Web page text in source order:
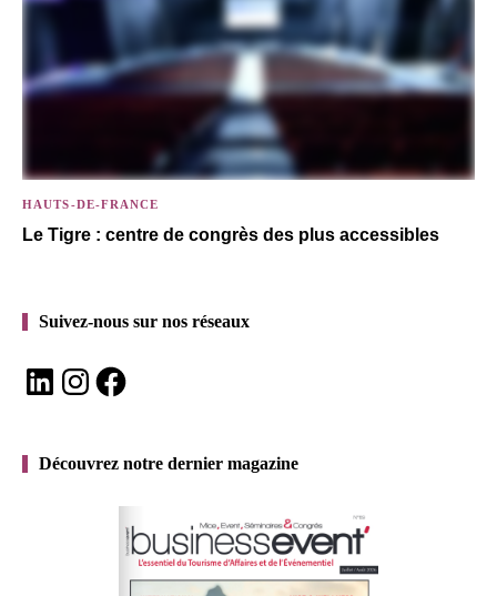
HAUTS-DE-FRANCE
Le Tigre : centre de congrès des plus accessibles
Suivez-nous sur nos réseaux
LinkedInInstagramFacebook
Découvrez notre dernier magazine